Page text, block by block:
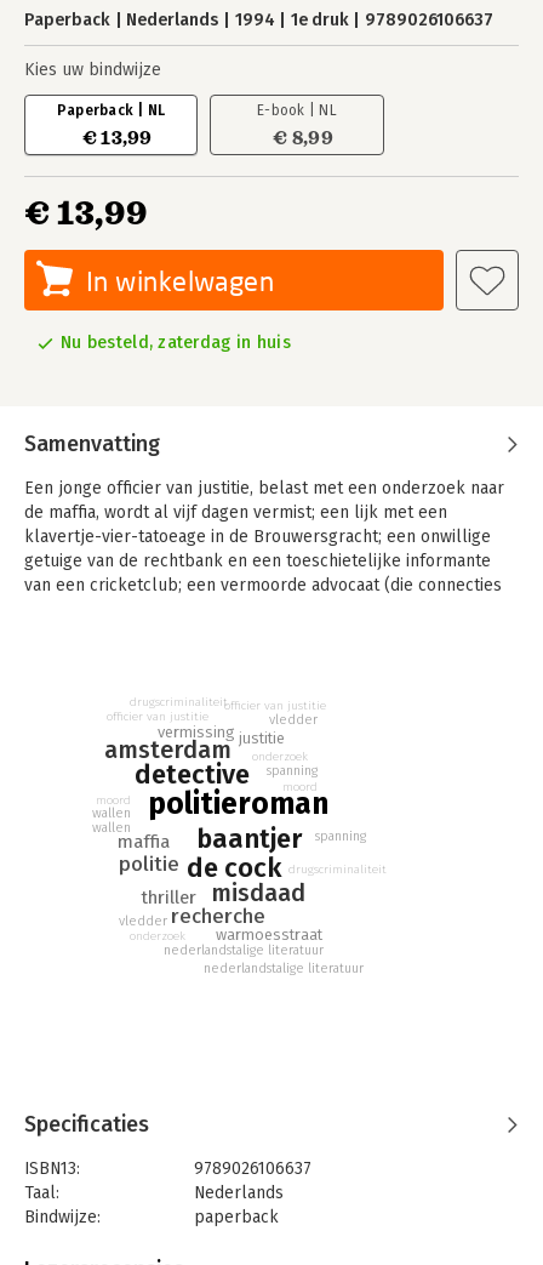
Paperback Nederlands 1994 1e druk 9789026106637
Kies uw bindwijze
Paperback | NL
€ 13,99
E-book | NL
€ 8,99
€ 13,99
In winkelwagen
Nu besteld, zaterdag in huis
Samenvatting
Een jonge officier van justitie, belast met een onderzoek naar
de maffia, wordt al vijf dagen vermist; een lijk met een
klavertje-vier-tatoeage in de Brouwersgracht; een onwillige
getuige van de rechtbank en een toeschietelijke informante
van een cricketclub; een vermoorde advocaat (die connecties
op hun pad tegen tijdens de eerste dagen van een
regenachtige herfst.
politieroman
baantjer
de cock
detective
misdaad
amsterdam
recherche
politie
thriller
maffia
vermissing justitie
warmoesstraat
nederlandstalige literatuur
onderzoek
officier van justitie
spanning
vledder
wallen
drugscriminaliteit
moord
nederlandstalige literatuur
onderzoek
officier van justitie
spanning
vledder
wallen
drugscriminaliteit
moord
Specificaties
ISBN13:
9789026106637
Taal:
Nederlands
Bindwijze:
paperback